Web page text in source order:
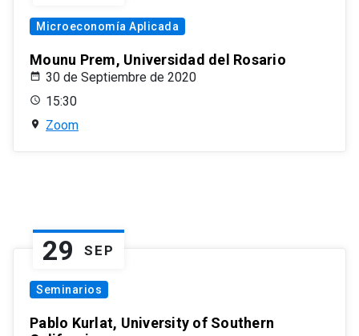
Microeconomía Aplicada
Mounu Prem, Universidad del Rosario
30 de Septiembre de 2020
15:30
Zoom
29 SEP
Seminarios
Pablo Kurlat, University of Southern